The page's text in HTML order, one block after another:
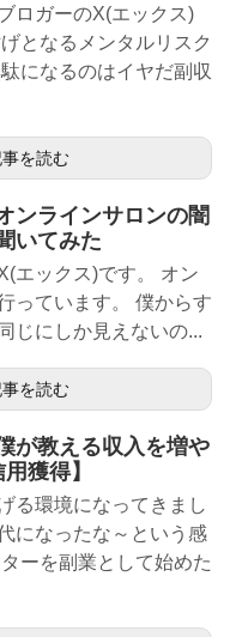
ロガーのX(エックス)
となるメンタルリスク
になるのはイヤだ副収
を読む
ンラインサロンの闇
いてみた
エックス)です。 オン
っています。 僕からす
じにしか見えないの...
を読む
が教える収入を増や
獲得】
る環境になってきまし
になったな～という感
ーを副業として始めた